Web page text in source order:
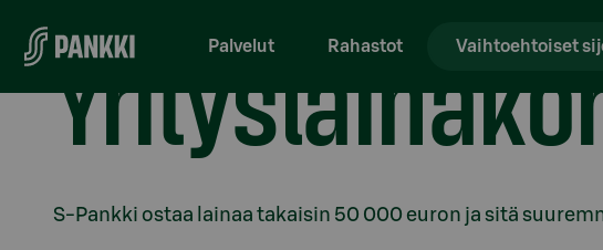
Palvelut Rahastot Vaihtoehtoiset
Osio otsikolla
S-Pankki ostaa lainaa takaisin 50 000 euron ja sitä